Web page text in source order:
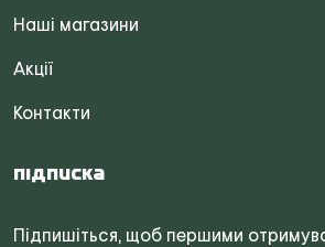
Наші магазини
Акції
Контакти
Підписка
Підпишіться, щоб першими